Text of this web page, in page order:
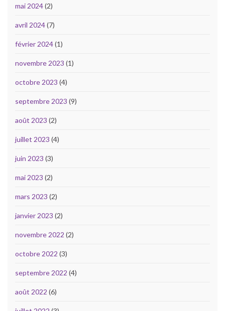
mai 2024(2)
avril 2024(7)
février 2024(1)
novembre 2023 (1)
octobre 2023 (4)
septembre 2023 (9)
août 2023 (2)
juillet 2023 (4)
juin 2023 (3)
mai 2023 (2)
mars 2023 (2)
janvier 2023 (2)
novembre 2022 (2)
octobre 2022 (3)
septembre 2022 (4)
août 2022 (6)